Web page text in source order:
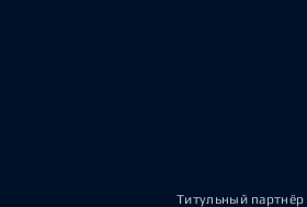
Титульный партнёр